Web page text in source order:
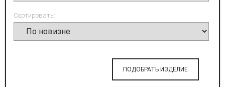
Сортировать:
ПОДОБРАТЬ ИЗДЕЛИЕ